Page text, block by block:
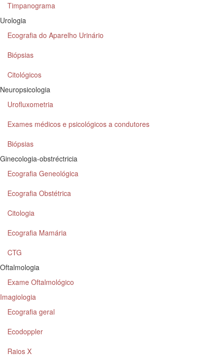
Timpanograma
Urologia
Ecografia do Aparelho Urinário
Biópsias
Citológicos
Neuropsicologia
Urofluxometria
Exames médicos e psicológicos a condutores
Biópsias
Ginecologia-obstréctricia
Ecografia Geneológica
Ecografia Obstétrica
Citologia
Ecografia Mamária
CTG
Oftalmologia
Exame Oftalmológico
Imagiologia
Ecografia geral
Ecodoppler
Raios X